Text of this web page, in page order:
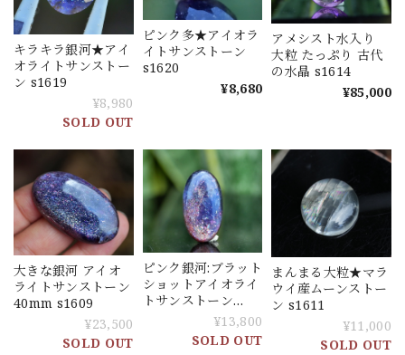
キラキラ銀河★アイ
オライトサンストー
ン s1619
¥8,980
SOLD OUT
ピンク多★アイオラ
イトサンストーン
s1620
¥8,680
アメシスト水入り
大粒 たっぷり 古代
の水晶 s1614
¥85,000
大きな銀河 アイオ
ライトサンストーン
40mm s1609
¥23,500
SOLD OUT
ピンク銀河:ブラット
ショットアイオライ
トサンストーン
26mm s1610¥13,800
SOLD OUT
まんまる大粒★マラ
ウイ産ムーンストー
ン s1611
¥11,000
SOLD OUT